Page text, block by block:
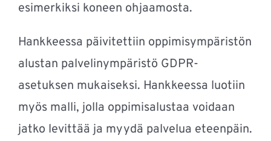
esimerkiksi koneen ohjaamosta.
Hankkeessa päivitettiin oppimisympäristön
alustan palvelinympäristö GDPR-
asetuksen mukaiseksi. Hankkeessa luotiin
myös malli, jolla oppimisalustaa voidaan
jatko levittää ja myydä palvelua eteenpäin.